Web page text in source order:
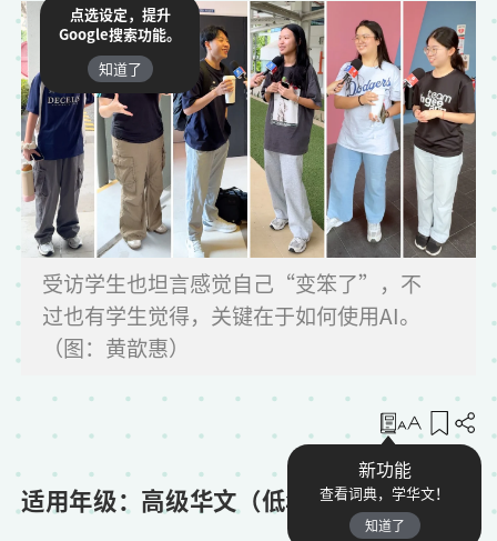
点选设定，提升
Google搜索功能。
知道了
受访学生也坦言感觉自己“变笨了”，不
过也有学生觉得，关键在于如何使用AI。
（图：黄歆惠）
新功能
查看词典，学华文！
知道了
收藏
适用年级：高级华文（低年级）